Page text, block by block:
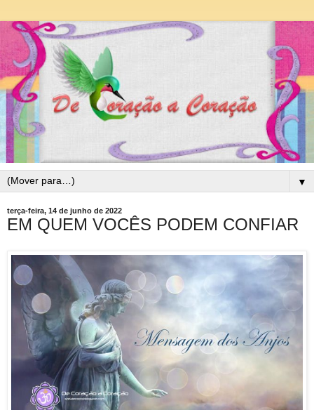
▼
terça-feira, 14 de junho de 2022
EM QUEM VOCÊS PODEM CONFIAR